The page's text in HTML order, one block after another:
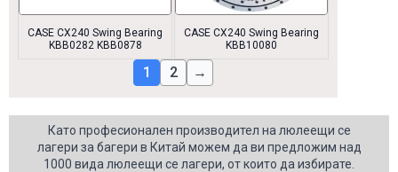
CASE CX240 Swing Bearing
KBB0282 KBB0878
CASE CX240 Swing Bearing
KBB10080
1 2 →
Като професионален производител на люлеещи се
лагери за багери в Китай можем да ви предложим над
1000 вида люлеещи се лагери, от които да избирате.